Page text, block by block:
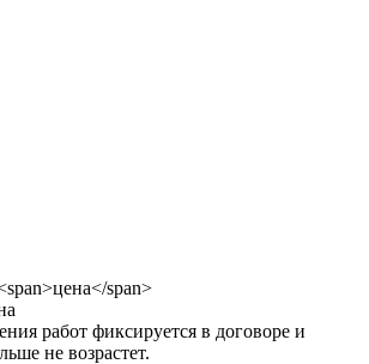
работ фиксируется в договоре и
не возрастет.